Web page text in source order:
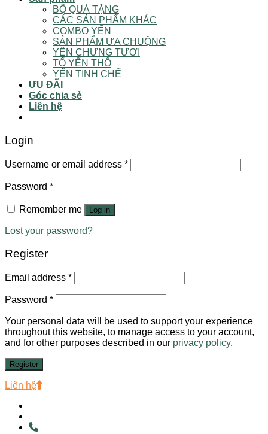
BỘ QUÀ TẶNG
CÁC SẢN PHẨM KHÁC
COMBO YẾN
SẢN PHẨM ƯA CHUỘNG
YẾN CHƯNG TƯƠI
TỔ YẾN THÔ
YẾN TINH CHẾ
ƯU ĐÃI
Góc chia sẻ
Liên hệ
Login
Username or email address *
Password *
Remember me Log in
Lost your password?
Register
Email address *
Password *
Your personal data will be used to support your experience
throughout this website, to manage access to your account,
and for other purposes described in our privacy policy.
Register
Liên hệ